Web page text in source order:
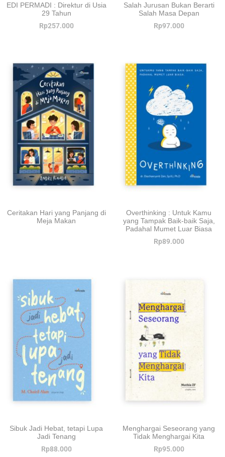
EDI PERMADI : Direktur di Usia
29 Tahun
Rp257.000
Salah Jurusan Bukan Berarti
Salah Masa Depan
Rp97.000
Ceritakan Hari yang Panjang di
Meja Makan
Overthinking : Untuk Kamu
yang Tampak Baik-baik Saja,
Padahal Mumet Luar Biasa
Rp89.000
Sibuk Jadi Hebat, tetapi Lupa
Jadi Tenang
Rp88.000
Menghargai Seseorang yang
Tidak Menghargai Kita
Rp95.000